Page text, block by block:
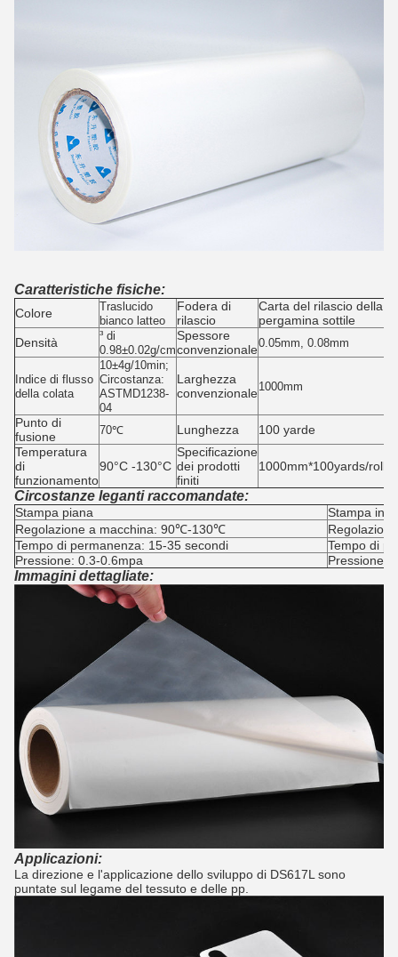
Caratteristiche fisiche:
Colore
Traslucido
bianco latteo
Fodera di
rilascio
Carta del rilascio della
pergamina sottile
Densità
³ di
0.98±0.02g/cm
Spessore
convenzionale0.05mm, 0.08mm
Indice di flusso
della colata
10±4g/10min;
Circostanza:
ASTMD1238-
04
Larghezza
convenzionale1000mm
Punto di
fusione
70℃ Lunghezza
100 yarde
Temperatura
di
funzionamento
90°C -130°C
Specificazione
dei prodotti
finiti
1000mm*100yards/roll
Circostanze leganti raccomandate:
Stampa piana
Stampa in
Regolazione a macchina: 90℃-130℃
Tempo di permanenza: 15-35 secondi
Tempo di
Pressione: 0.3-0.6mpa
Pressione:
Immagini dettagliate:
Applicazioni:
La direzione e l'applicazione dello sviluppo di DS617L sono
puntate sul legame del tessuto e delle pp.